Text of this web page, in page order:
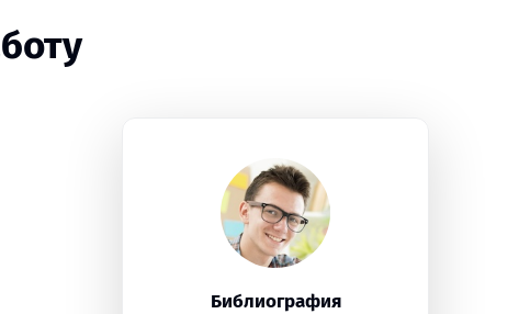
Библиография